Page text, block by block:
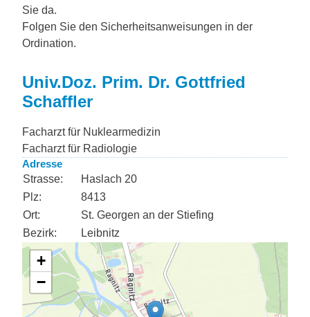
Sie da.
Folgen Sie den Sicherheitsanweisungen in der
Ordination.
Univ.Doz. Prim. Dr. Gottfried
Schaffler
Facharzt für Nuklearmedizin
Facharzt für Radiologie
Adresse
Strasse:
Haslach 20
Plz:
8413
Ort:
St. Georgen an der Stiefing
Bezirk:
Leibnitz